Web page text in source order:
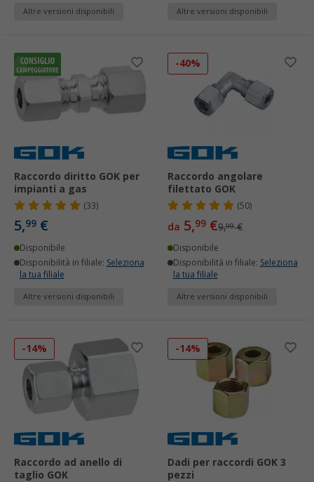
Altre versioni disponibili Altre versioni disponibili
Raccordo diritto GOK per
impianti a gas
(33)
5,99 €
Disponibile
Disponibilità in filiale: Seleziona
la tua filiale
Altre versioni disponibili
-40%
Raccordo angolare
filettato GOK
(50)
da 5,99 €9,99€
Disponibile
Disponibilità in filiale: Seleziona
la tua filiale
Altre versioni disponibili
-14%
Raccordo ad anello di
taglio GOK
-14%
Dadi per raccordi GOK 3
pezzi